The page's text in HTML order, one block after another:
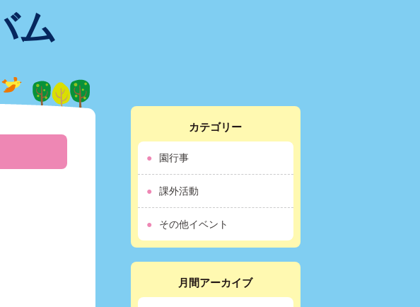
ム
カテゴリー
園行事
課外活動
その他イベント
月間アーカイブ